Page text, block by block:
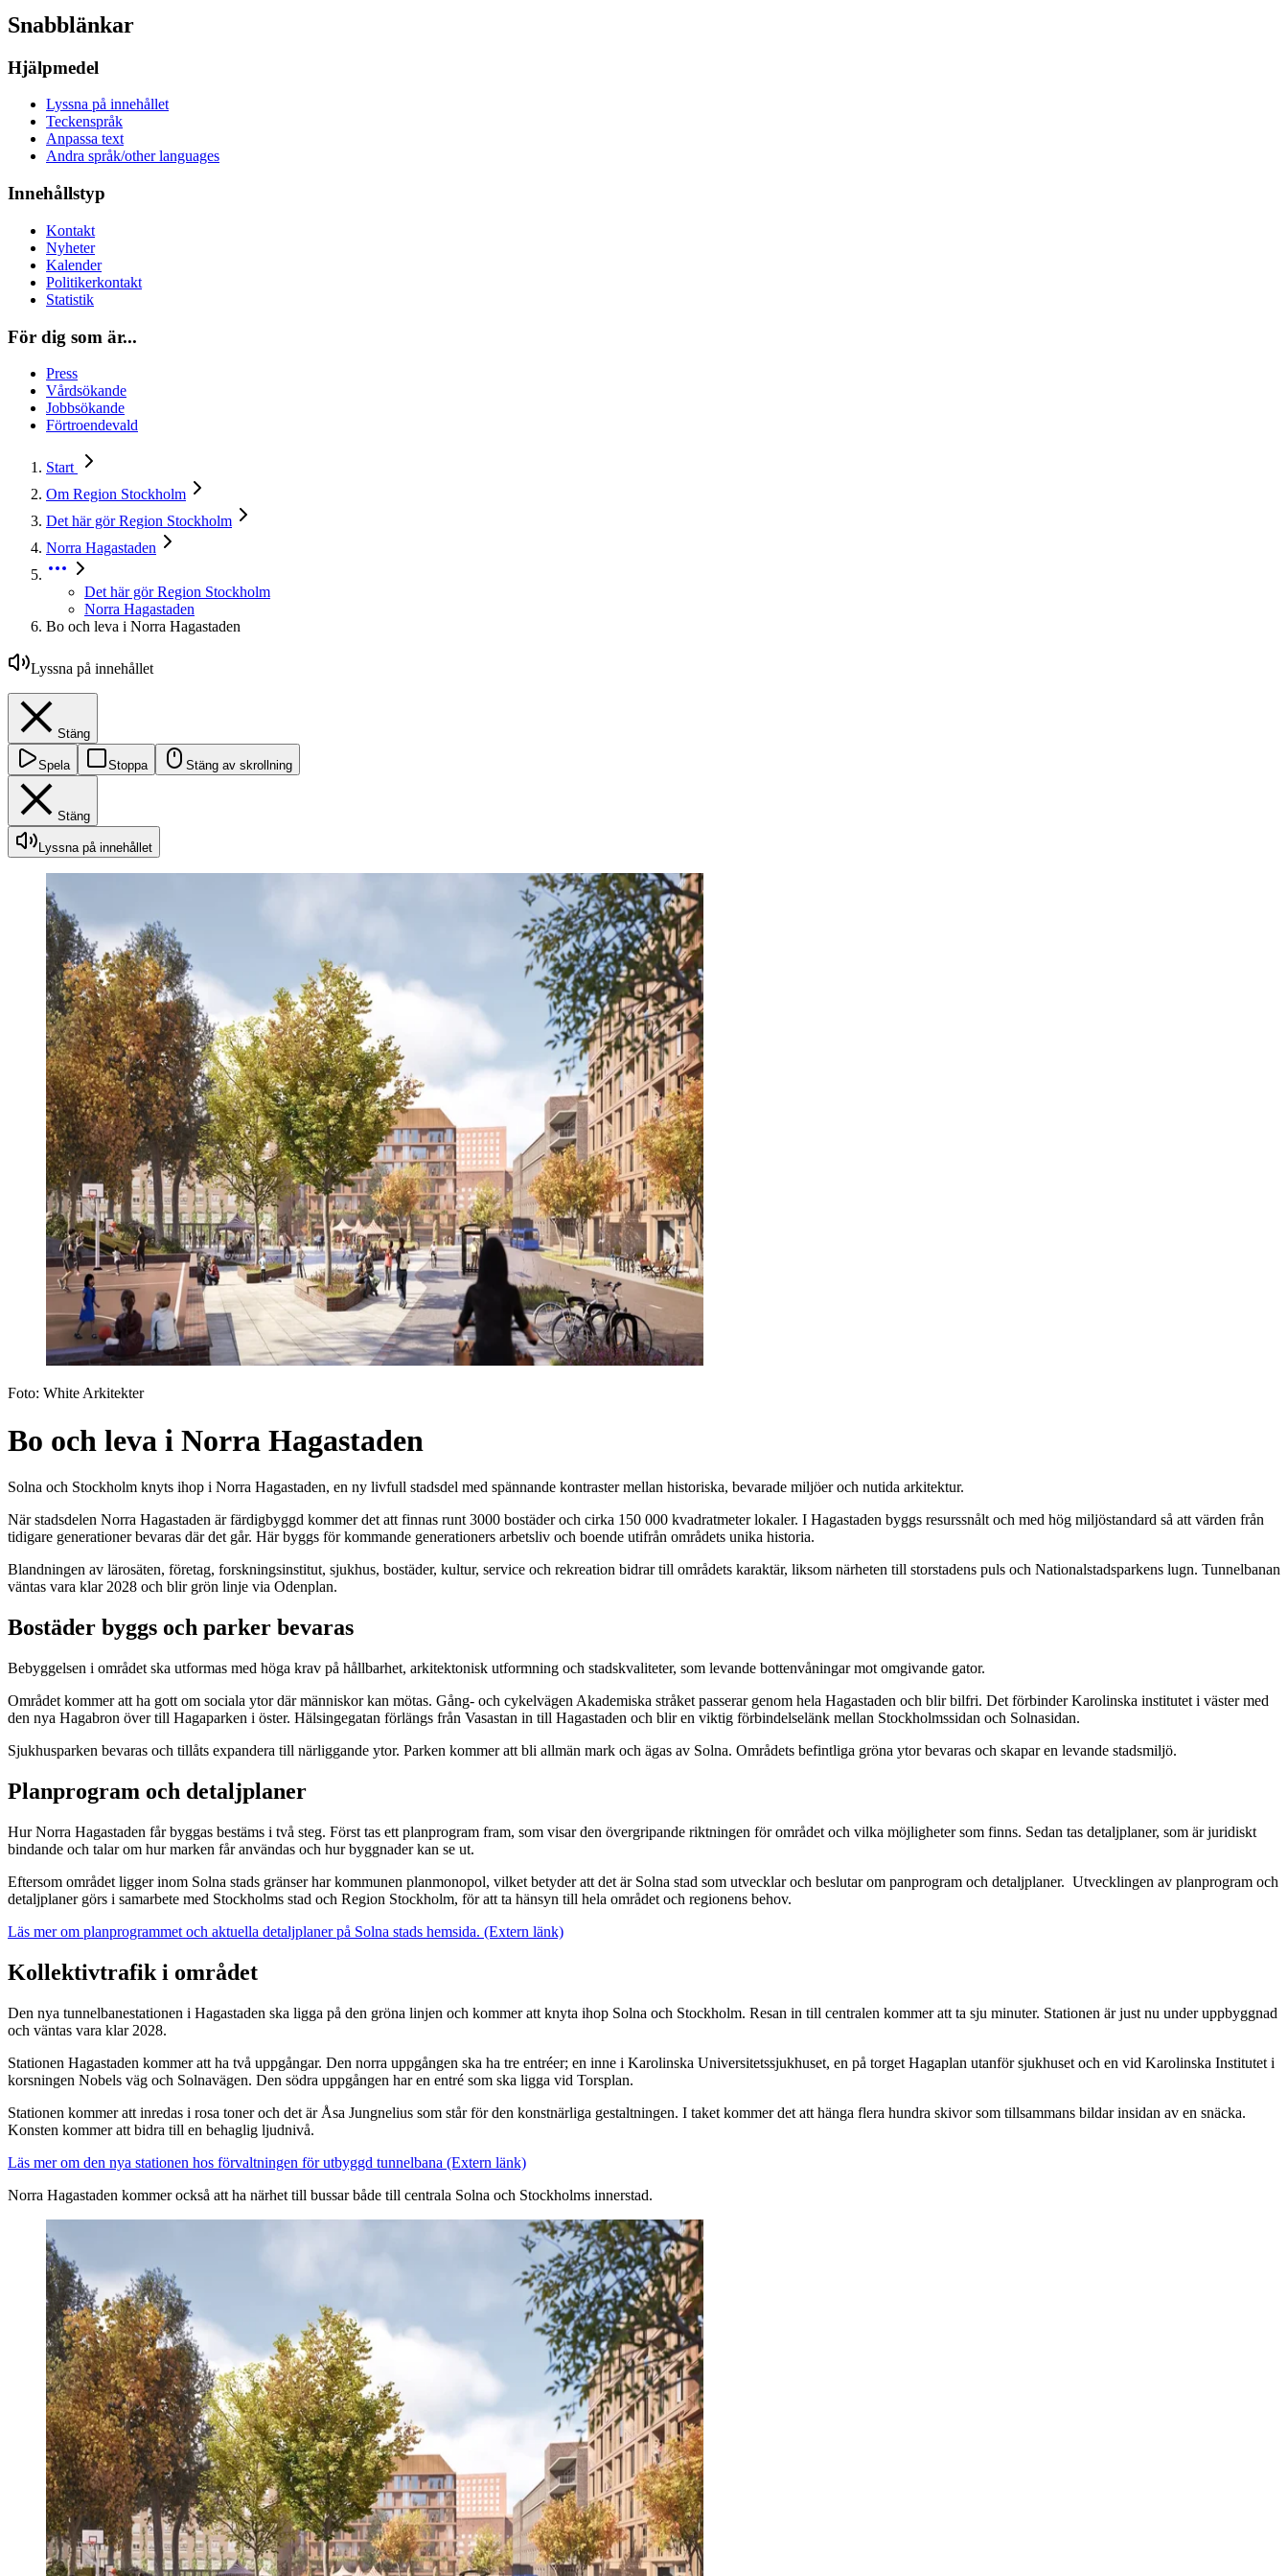
Snabblänkar
Hjälpmedel
Lyssna på innehållet
Teckenspråk
Anpassa text
Andra språk/other languages
Innehållstyp
Kontakt
Nyheter
Kalender
Politikerkontakt
Statistik
För dig som är...
Press
Vårdsökande
Jobbsökande
Förtroendevald
Start
Om Region Stockholm
Det här gör Region Stockholm
Norra Hagastaden
Det här gör Region Stockholm
Norra Hagastaden
Bo och leva i Norra Hagastaden
Lyssna på innehållet
Stäng
Spela Stoppa Stäng av skrollning
Stäng
Lyssna på innehållet
Foto: White Arkitekter
Bo och leva i Norra Hagastaden
Solna och Stockholm knyts ihop i Norra Hagastaden, en ny livfull stadsdel med spännande kontraster mellan historiska, bevarade miljöer och nutida arkitektur.
När stadsdelen Norra Hagastaden är färdigbyggd kommer det att finnas runt 3000 bostäder och cirka 150 000 kvadratmeter lokaler. I Hagastaden byggs resurssnålt och med hög miljöstandard så att värden från
tidigare generationer bevaras där det går. Här byggs för kommande generationers arbetsliv och boende utifrån områdets unika historia.
Blandningen av lärosäten, företag, forskningsinstitut, sjukhus, bostäder, kultur, service och rekreation bidrar till områdets karaktär, liksom närheten till storstadens puls och Nationalstadsparkens lugn. Tunnelbanan
väntas vara klar 2028 och blir grön linje via Odenplan.
Bostäder byggs och parker bevaras
Bebyggelsen i området ska utformas med höga krav på hållbarhet, arkitektonisk utformning och stadskvaliteter, som levande bottenvåningar mot omgivande gator.
Området kommer att ha gott om sociala ytor där människor kan mötas. Gång- och cykelvägen Akademiska stråket passerar genom hela Hagastaden och blir bilfri. Det förbinder Karolinska institutet i väster med
den nya Hagabron över till Hagaparken i öster. Hälsingegatan förlängs från Vasastan in till Hagastaden och blir en viktig förbindelselänk mellan Stockholmssidan och Solnasidan.
Sjukhusparken bevaras och tillåts expandera till närliggande ytor. Parken kommer att bli allmän mark och ägas av Solna. Områdets befintliga gröna ytor bevaras och skapar en levande stadsmiljö.
Planprogram och detaljplaner
Hur Norra Hagastaden får byggas bestäms i två steg. Först tas ett planprogram fram, som visar den övergripande riktningen för området och vilka möjligheter som finns. Sedan tas detaljplaner, som är juridiskt
bindande och talar om hur marken får användas och hur byggnader kan se ut.
Eftersom området ligger inom Solna stads gränser har kommunen planmonopol, vilket betyder att det är Solna stad som utvecklar och beslutar om panprogram och detaljplaner. Utvecklingen av planprogram och
detaljplaner görs i samarbete med Stockholms stad och Region Stockholm, för att ta hänsyn till hela området och regionens behov.
Läs mer om planprogrammet och aktuella detaljplaner på Solna stads hemsida. (Extern länk)
Kollektivtrafik i området
Den nya tunnelbanestationen i Hagastaden ska ligga på den gröna linjen och kommer att knyta ihop Solna och Stockholm. Resan in till centralen kommer att ta sju minuter. Stationen är just nu under uppbyggnad
och väntas vara klar 2028.
Stationen Hagastaden kommer att ha två uppgångar. Den norra uppgången ska ha tre entréer; en inne i Karolinska Universitetssjukhuset, en på torget Hagaplan utanför sjukhuset och en vid Karolinska Institutet i
korsningen Nobels väg och Solnavägen. Den södra uppgången har en entré som ska ligga vid Torsplan.
Stationen kommer att inredas i rosa toner och det är Åsa Jungnelius som står för den konstnärliga gestaltningen. I taket kommer det att hänga flera hundra skivor som tillsammans bildar insidan av en snäcka.
Konsten kommer att bidra till en behaglig ljudnivå.
Läs mer om den nya stationen hos förvaltningen för utbyggd tunnelbana (Extern länk)
Norra Hagastaden kommer också att ha närhet till bussar både till centrala Solna och Stockholms innerstad.